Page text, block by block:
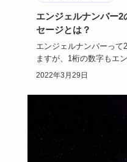
エンジェルナンバー2
セージとは？
エンジェルナンバーって
ますが、1桁の数字もエ
回は、「2」で…
2022年3月29日